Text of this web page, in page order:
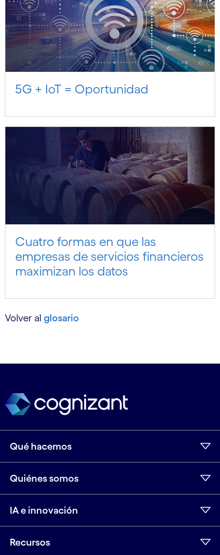
5G + IoT = Oportunidad
Cuatro formas en que las
empresas de servicios financieros
maximizan los datos
Volver al glosario
Qué hacemos
Quiénes somos
IA e innovación
Recursos